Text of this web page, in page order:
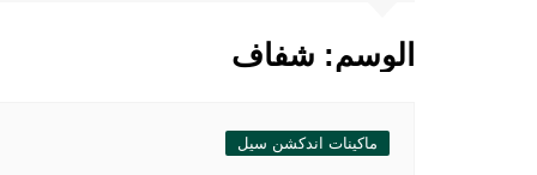
الوسم: شفاف
ماكينات اندكشن سيل